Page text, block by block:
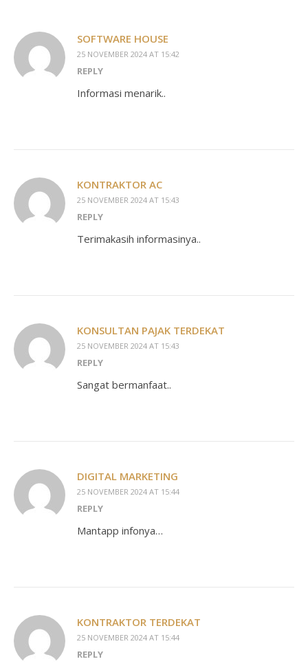
SOFTWARE HOUSE
25 NOVEMBER 2024 AT 15:42
REPLY
Informasi menarik..
KONTRAKTOR AC
25 NOVEMBER 2024 AT 15:43
REPLY
Terimakasih informasinya..
KONSULTAN PAJAK TERDEKAT
25 NOVEMBER 2024 AT 15:43
REPLY
Sangat bermanfaat..
DIGITAL MARKETING
25 NOVEMBER 2024 AT 15:44
REPLY
Mantapp infonya…
KONTRAKTOR TERDEKAT
25 NOVEMBER 2024 AT 15:44
REPLY